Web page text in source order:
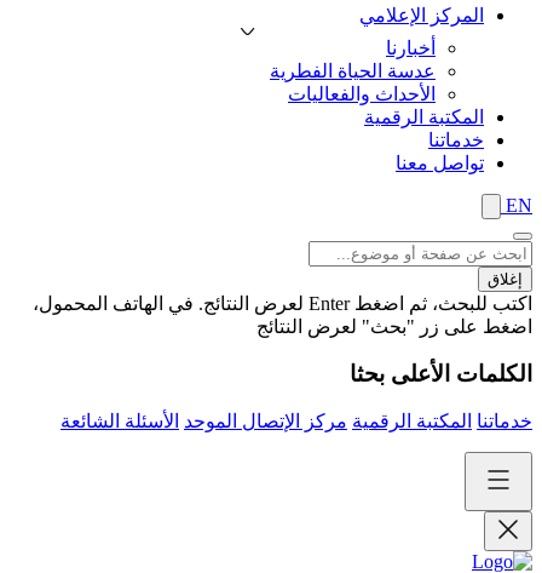
المركز الإعلامي
أخبارنا
عدسة الحياة الفطرية
الأحداث والفعاليات
المكتبة الرقمية
خدماتنا
تواصل معنا
EN
إغلاق
اكتب للبحث، ثم اضغط Enter لعرض النتائج. في الهاتف المحمول،
اضغط على زر "بحث" لعرض النتائج
الكلمات الأعلى بحثا
خدماتنا المكتبة الرقمية مركز الإتصال الموحد الأسئلة الشائعة